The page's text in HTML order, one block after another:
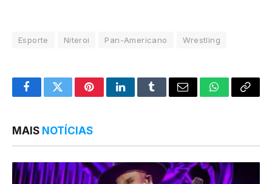
Esporte Niteroi Pan-Americano Wrestling
FacebookTwitterPinterestLinkedInTumblrEmail WhatsApp
Copy
MAIS NOTÍCIAS